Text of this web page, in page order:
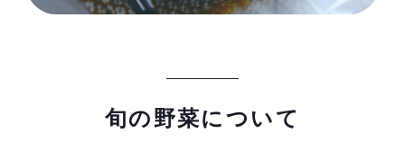
旬の野菜について